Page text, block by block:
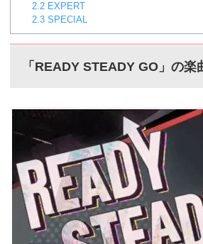
2.2 EXPERT
2.3 SPECIAL
「READY STEADY GO」の楽